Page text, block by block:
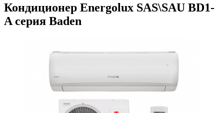
Кондиционер Energolux SAS\SAU BD1-
A серия Baden